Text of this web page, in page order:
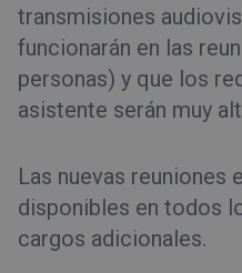
transmisiones
funcionarán en las
personas) y que los
asistente serán muy
Las nuevas reuniones
disponibles en todos
cargos adicionales.